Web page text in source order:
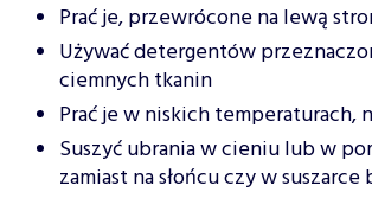
Prać je, przewrócone na lewą
Używać detergentów
ciemnych tkanin
Prać je w niskich temperaturach,
Suszyć ubrania w cieniu lub w
zamiast na słońcu czy w